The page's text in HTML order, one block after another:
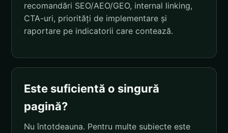
recomandări SEO/AEO/GEO, internal linking,
CTA-uri, priorități de implementare și
raportare pe indicatorii care contează.
Este suficientă o singură
pagină?
Nu întotdeauna. Pentru multe subiecte este